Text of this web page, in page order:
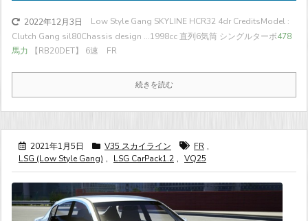
2022年12月3日
Low Style Gang SKYLINE HCR32 4dr CreditsModel :
Clutch Gang sil80Chassis design ...1998cc 直列6気筒 シングルターボ478
馬力 【RB20DET】 6速 FR
続きを読む
2021年1月5日 V35 スカイライン FR ,
LSG (Low Style Gang) , LSG CarPack1.2 , VQ25